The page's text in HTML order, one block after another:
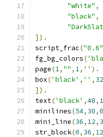
"white" ,
"black" ,
]).
script_frac("0.6"
fg_bg_colors(
page(1, "" , 1, '' ).
box('black' , '' , 32
]).
text('black' ,48,
minilines(54, 30,0
mini_line(36, 12, 3
str_block(0, 36, 12